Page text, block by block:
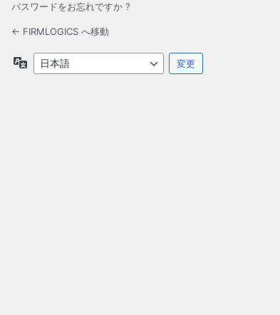
パスワードをお忘れですか ?
← FIRMLOGICS へ移動
語